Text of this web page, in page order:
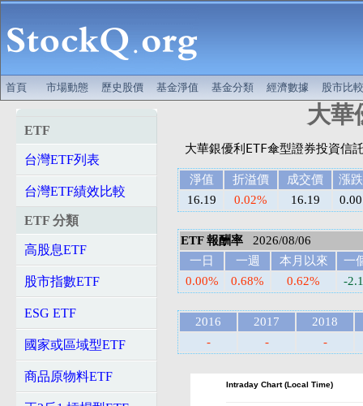
首頁 市場動態 歷史股價 基金淨值 基金分類 經濟數據 股市比較
ETF
台灣ETF列表
台灣ETF績效比較
ETF 分類
高股息ETF
股市指數ETF
ESG ETF
國家或區域型ETF
商品原物料ETF
大華
淨值 折溢價 成交價
漲跌
16.19
0.02% 16.19 0.00
ETF 報酬率 2026/08/06
一日
一週 本月以來
一
0.00%
0.68% 0.62% -
2016 2017
2018
-
- -
Intraday Chart (Local Time)